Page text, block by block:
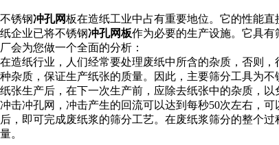
不锈钢冲孔网板在造纸工业中占有重要地位。它的性能
纸企业已将不锈钢冲孔网板作为必要的生产设施。它具
厂会为您做一个全面的分析：
在造纸行业，人们经常要处理废纸中所含的杂质，否则
种杂质，保证生产纸张的质量。因此，主要筛分工具为
纸张生产后，在下一次生产前，应除去纸张中的杂质，
冲击冲孔网，冲击产生的回流可以达到每秒50次左右，
后，即可完成废纸浆的筛分工艺。在废纸浆筛分的整个
量。